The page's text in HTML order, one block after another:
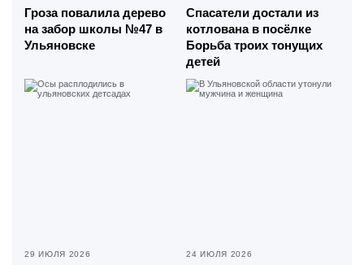
Гроза повалила дерево
на забор школы №47 в
Ульяновске
Спасатели достали из
котлована в посёлке
Борьба троих тонущих
детей
29 ИЮЛЯ 2026 24 ИЮЛЯ 2026